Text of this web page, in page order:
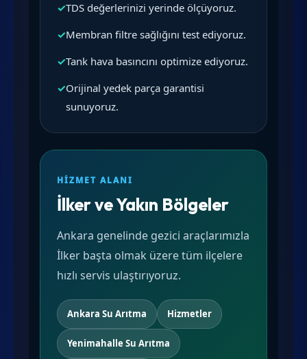
✓TDS değerlerinizi yerinde ölçüyoruz.
✓Membran filtre sağlığını test ediyoruz.
✓Tank hava basıncını optimize ediyoruz.
✓Orijinal yedek parça garantisi
sunuyoruz.
HIZMET ALANI
İlker ve Yakın Bölgeler
Ankara genelinde gezici araçlarımızla
İlker başta olmak üzere tüm ilçelere
hızlı servis ulaştırıyoruz.
Ankara Su Arıtma Hizmetler
Yenimahalle Su Arıtma